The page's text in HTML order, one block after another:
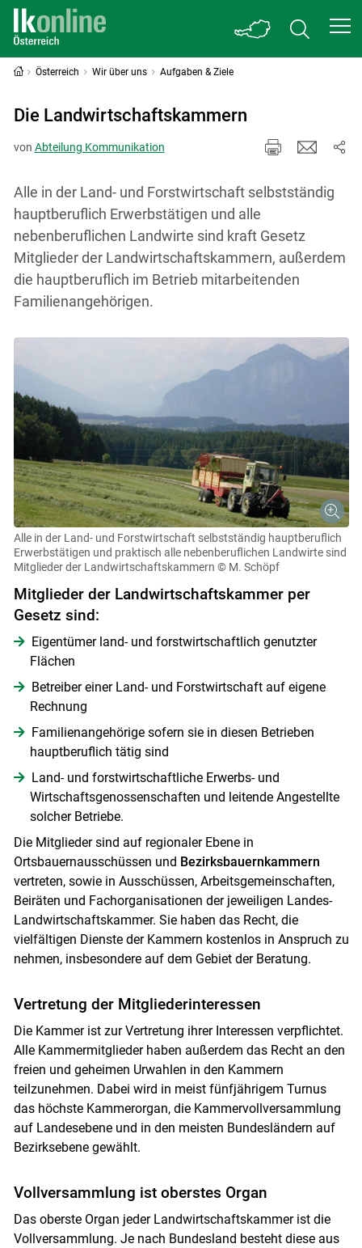
Skip to main content
Österreich Wir über uns Aufgaben & Ziele
Die Landwirtschaftskammern
von Abteilung Kommunikation
Alle in der Land- und Forstwirtschaft selbstständig
hauptberuflich Erwerbstätigen und alle
nebenberuflichen Landwirte sind kraft Gesetz
Mitglieder der Landwirtschaftskammern, außerdem
die hauptberuflich im Betrieb mitarbeitenden
Familienangehörigen.
Alle in der Land- und Forstwirtschaft selbstständig hauptberuflich
Erwerbstätigen und praktisch alle nebenberuflichen Landwirte sind
Mitglieder der Landwirtschaftskammern © M. Schöpf
Mitglieder der Landwirtschaftskammer per
Gesetz sind:
Eigentümer land- und forstwirtschaftlich genutzter
Flächen
Betreiber einer Land- und Forstwirtschaft auf eigene
Rechnung
Familienangehörige sofern sie in diesen Betrieben
hauptberuflich tätig sind
Land- und forstwirtschaftliche Erwerbs- und
Wirtschaftsgenossenschaften und leitende Angestellte
solcher Betriebe.
Die Mitglieder sind auf regionaler Ebene in
Ortsbauernausschüssen und Bezirksbauernkammern
vertreten, sowie in Ausschüssen, Arbeitsgemeinschaften,
Beiräten und Fachorganisationen der jeweiligen Landes-
Landwirtschaftskammer. Sie haben das Recht, die
vielfältigen Dienste der Kammern kostenlos in Anspruch zu
nehmen, insbesondere auf dem Gebiet der Beratung.
Vertretung der Mitgliederinteressen
Die Kammer ist zur Vertretung ihrer Interessen verpflichtet.
Alle Kammermitglieder haben außerdem das Recht an den
freien und geheimen Urwahlen in den Kammern
teilzunehmen. Dabei wird in meist fünfjährigem Turnus
das höchste Kammerorgan, die Kammervollversammlung
auf Landesebene und in den meisten Bundesländern auf
Bezirksebene gewählt.
Vollversammlung ist oberstes Organ
Das oberste Organ jeder Landwirtschaftskammer ist die
Vollversammlung. Je nach Bundesland besteht diese aus